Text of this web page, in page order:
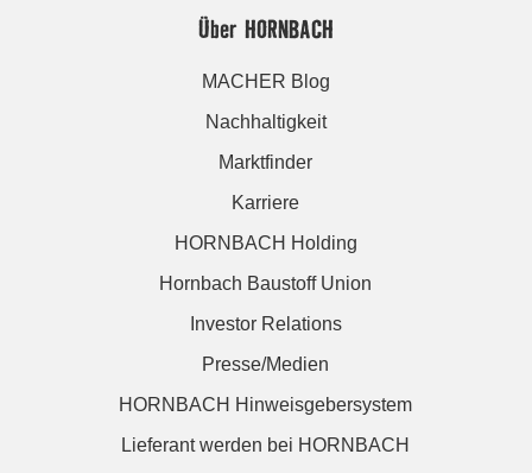
Über HORNBACH
MACHER Blog
Nachhaltigkeit
Marktfinder
Karriere
HORNBACH Holding
Hornbach Baustoff Union
Investor Relations
Presse/Medien
HORNBACH Hinweisgebersystem
Lieferant werden bei HORNBACH